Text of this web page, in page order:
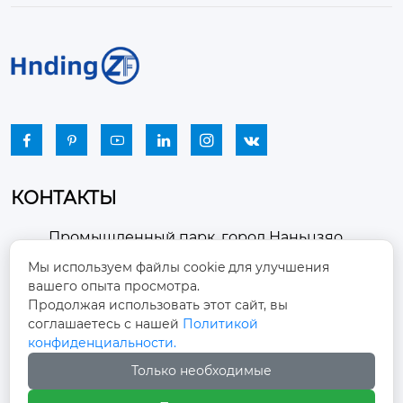
     
КОНТАКТЫ

Промышленный парк, город Наньцзяо,
район Чжоуцунь, город Цзыбо, провинция
Шаньдун
 winston-xu@hengdingfan.com
+86-13806434669
Мы используем файлы cookie для улучшения
вашего опыта просмотра.
Продолжая использовать этот сайт, вы
соглашаетесь с нашей Политикой
конфиденциальности.
Только необходимые